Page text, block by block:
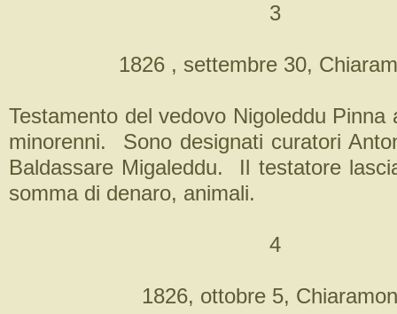
3
1826 , settembre 30,
Testamento del vedovo Nigoleddu Pinna
minorenni. Sono designati curatori
Baldassare Migaleddu. Il testatore
somma di denaro, animali.
4
1826, ottobre 5,